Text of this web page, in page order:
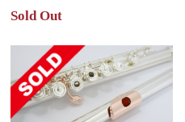
Sold Out